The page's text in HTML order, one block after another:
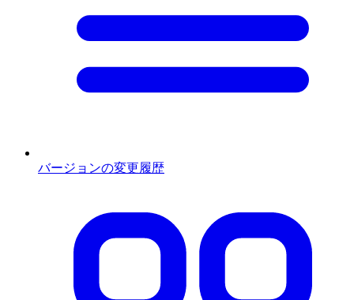
バージョンの変更履歴